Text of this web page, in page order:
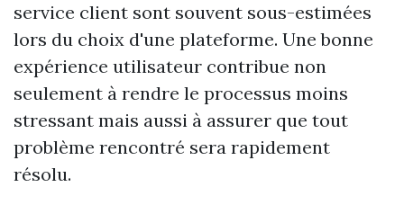
service client sont souvent sous-estimées
lors du choix d'une plateforme. Une bonne
expérience utilisateur contribue non
seulement à rendre le processus moins
stressant mais aussi à assurer que tout
problème rencontré sera rapidement
résolu.